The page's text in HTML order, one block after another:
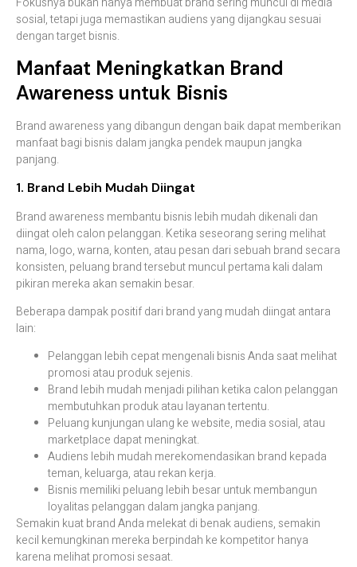
sosial, tetapi juga memastikan audiens yang dijangkau sesuai
dengan target bisnis.
Manfaat Meningkatkan Brand
Awareness untuk Bisnis
Brand awareness yang dibangun dengan baik dapat memberikan
manfaat bagi bisnis dalam jangka pendek maupun jangka
panjang.
1. Brand Lebih Mudah Diingat
Brand awareness membantu bisnis lebih mudah dikenali dan
diingat oleh calon pelanggan. Ketika seseorang sering melihat
nama, logo, warna, konten, atau pesan dari sebuah brand secara
konsisten, peluang brand tersebut muncul pertama kali dalam
pikiran mereka akan semakin besar.
Beberapa dampak positif dari brand yang mudah diingat antara
lain:
Pelanggan lebih cepat mengenali bisnis Anda saat melihat
promosi atau produk sejenis.
Brand lebih mudah menjadi pilihan ketika calon pelanggan
membutuhkan produk atau layanan tertentu.
Peluang kunjungan ulang ke website, media sosial, atau
marketplace dapat meningkat.
Audiens lebih mudah merekomendasikan brand kepada
teman, keluarga, atau rekan kerja.
Bisnis memiliki peluang lebih besar untuk membangun
loyalitas pelanggan dalam jangka panjang.
Semakin kuat brand Anda melekat di benak audiens, semakin
kecil kemungkinan mereka berpindah ke kompetitor hanya
karena melihat promosi sesaat.